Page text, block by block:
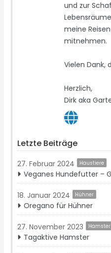
und zur
meine
mitnehmen.
Vielen Dank,
Herzlich,
Dirk aka
Letzte Beiträge
27. Februar 2024 Haustiere
Veganes Hundefutter –
18. Januar 2024 Hühner
Oregano für Hühner
27. November 2023 Hamster
Tagaktive Hamster